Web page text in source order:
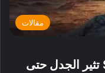
مقالات
ألف كوكب و 4 مدن: Starfield تثير الجدل حتى